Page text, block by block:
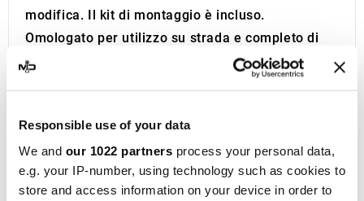
Responsible use of your data
We and our 1022 partners process your personal data,
e.g. your IP-number, using technology such as cookies to
store and access information on your device in order to
modifica. Il kit di montaggio è incluso.
Omologato per utilizzo su strada e completo di
certificato da allegare al libretto della moto.
Prodotto sviluppato e costruito in Italia.
Arrow rappresenta un'eccellenza nel mondo dei
scarichi sportivi per moto. Fondata nel 1985 da
Giorgio Giannelli, un pilota appassionato di